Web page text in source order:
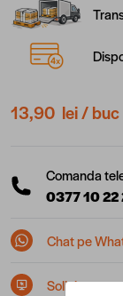
13,90 lei/ buc
Comanda
0377 10 22
Chat pe
Solicita